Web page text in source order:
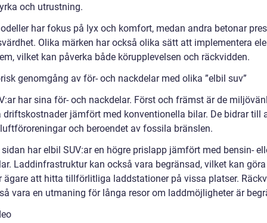
och utrustning.
har fokus på lyx och komfort, medan andra betonar
Olika märken har också olika sätt att implementera
vilket kan påverka både körupplevelsen och räckvidden.
genomgång av för- och nackdelar med olika ”elbil suv”
har sina för- och nackdelar. Först och främst är de
driftskostnader jämfört med konventionella bilar. De bidrar till
och beroendet av fossila bränslen.
har elbil SUV:ar en högre prislapp jämfört med bensin-
Laddinfrastruktur kan också vara begränsad, vilket kan
ägare att hitta tillförlitliga laddstationer på vissa platser.
vara en utmaning för långa resor om laddmöjligheter är